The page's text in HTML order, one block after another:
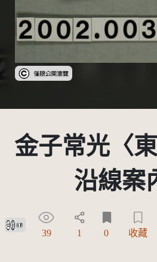
受著作權法保護-僅限於本平台有
金子常光〈
沿線案
創用CC姓名標示 3.0 台灣及其後版本(CC BY 3.0
39 1 0 收藏